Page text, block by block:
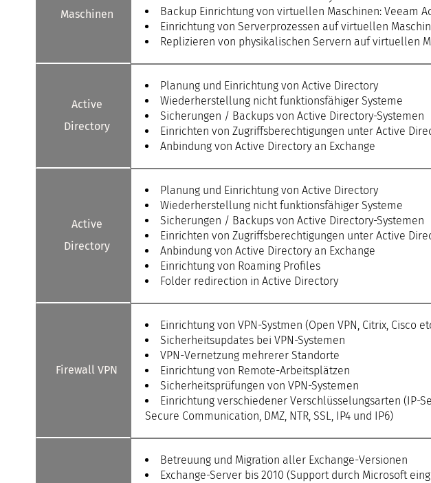
Maschinen
Backup Einrichtung von virtuellen Maschinen: Veeam
Einrichtung von Serverprozessen auf virtuellen
Replizieren von physikalischen Servern auf virtuellen
Active
Directory
Planung und Einrichtung von Active Directory
Wiederherstellung nicht funktionsfähiger Systeme
Sicherungen / Backups von Active Directory-Systemen
Einrichten von Zugriffsberechtigungen unter Active
Anbindung von Active Directory an Exchange
Active
Directory
Planung und Einrichtung von Active Directory
Wiederherstellung nicht funktionsfähiger Systeme
Sicherungen / Backups von Active Directory-Systemen
Einrichten von Zugriffsberechtigungen unter Active
Anbindung von Active Directory an Exchange
Einrichtung von Roaming Profiles
Folder redirection in Active Directory
Firewall VPN
Einrichtung von VPN-Systmen (Open VPN, Citrix, Cisco
Sicherheitsupdates bei VPN-Systemen
VPN-Vernetzung mehrerer Standorte
Einrichtung von Remote-Arbeitsplätzen
Sicherheitsprüfungen von VPN-Systemen
Einrichtung verschiedener Verschlüsselungsarten (IP-
Secure Communication, DMZ, NTR, SSL, IP4 und IP6)
Betreuung und Migration aller Exchange-Versionen
Exchange-Server bis 2010 (Support durch Microsoft